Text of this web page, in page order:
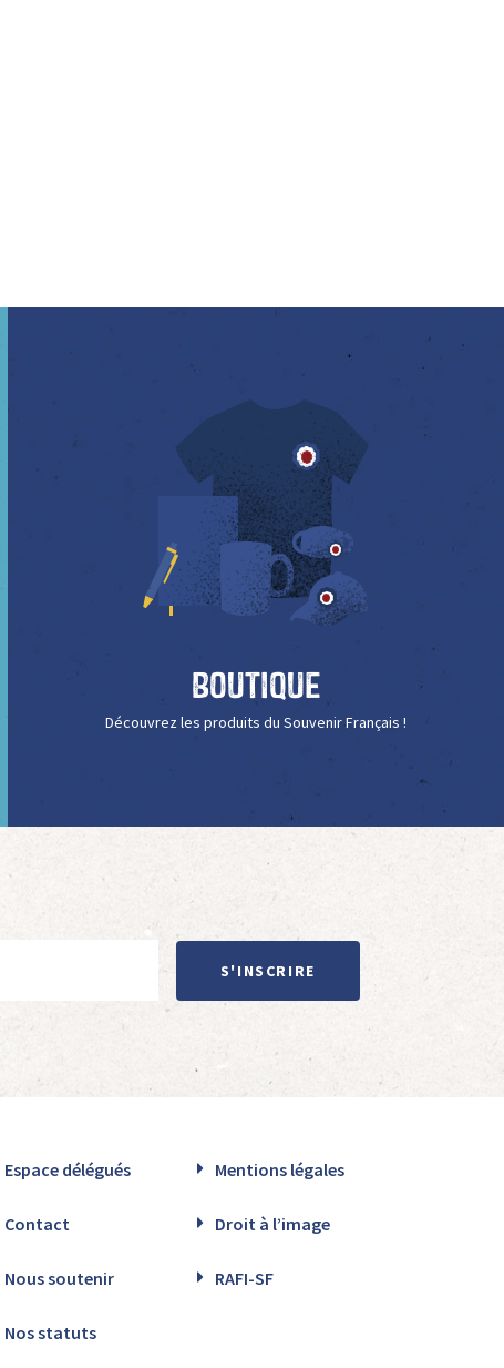
Boutique
Découvrez les produits du Souvenir Français !
S'INSCRIRE
Espace délégués Mentions légales
Contact Droit à l’image
Nous soutenir RAFI-SF
Nos statuts